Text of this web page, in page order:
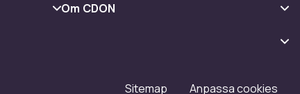
Om CDON
Karriär på CDON
Sitemap Anpassa cookies